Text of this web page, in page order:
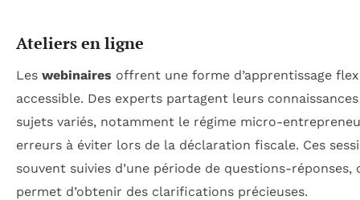
Ateliers en ligne
Les webinaires offrent une forme d’apprentissage
accessible. Des experts partagent leurs
sujets variés, notamment le régime micro-
erreurs à éviter lors de la déclaration fiscale. Ces
souvent suivies d’une période de questions-réponses,
permet d’obtenir des clarifications précieuses.